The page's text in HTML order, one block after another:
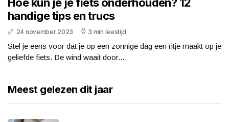
Hoe kun je je fiets onderhouden? 12
handige tips en trucs
24 november 2023 3 min leestijd
Stel je eens voor dat je op een zonnige dag een ritje maakt op je
geliefde fiets. De wind waait door...
Meest gelezen dit jaar